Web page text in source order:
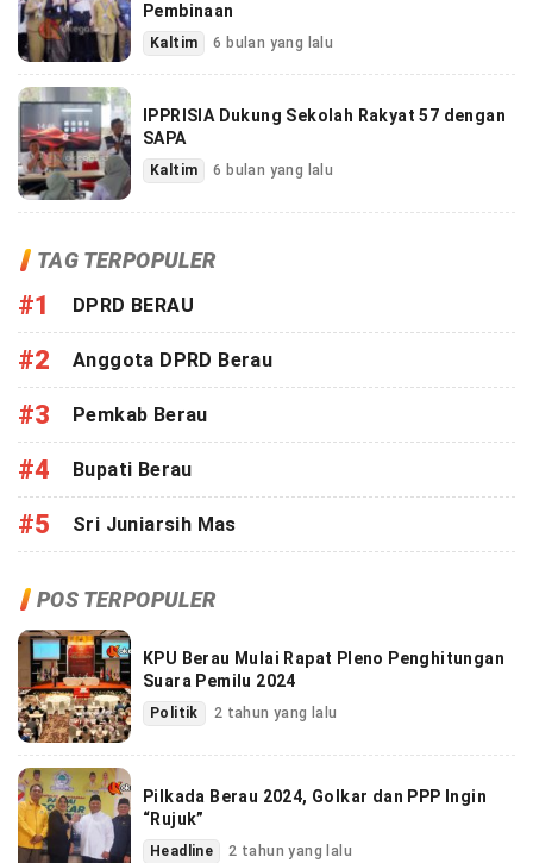
Pembinaan
Kaltim 6 bulan yang lalu
IPPRISIA Dukung Sekolah Rakyat 57 dengan
SAPA
Kaltim 6 bulan yang lalu
TAG TERPOPULER
#1 DPRD BERAU
#2 Anggota DPRD Berau
#3 Pemkab Berau
#4 Bupati Berau
#5 Sri Juniarsih Mas
POS TERPOPULER
KPU Berau Mulai Rapat Pleno Penghitungan
Suara Pemilu 2024
Politik 2 tahun yang lalu
Pilkada Berau 2024, Golkar dan PPP Ingin
“Rujuk”
Headline 2 tahun yang lalu